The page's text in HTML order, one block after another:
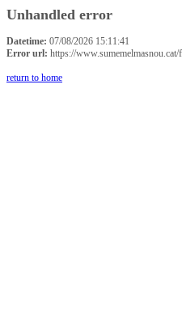
Unhandled error
Datetime: 07/08/2026 15:11:41
Error url: https://
return to home